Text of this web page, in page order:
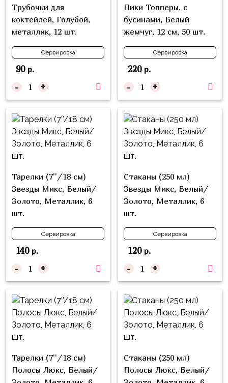
Трубочки для
коктейлей, Голубой,
металлик, 12 шт.
Сервировка
90р.
- +
Пики Топперы, с
бусинами, Белый
жемчуг, 12 см, 50 шт.
Сервировка
220р.
- +
Тарелки (7''/18 см)
Звезды Микс, Белый/
Золото, Металлик, 6
шт.
Сервировка
140р.
- +
Стаканы (250 мл)
Звезды Микс, Белый/
Золото, Металлик, 6
шт.
Сервировка
120р.
- +
Тарелки (7''/18 см)
Полосы Люкс, Белый/
Стаканы (250 мл)
Полосы Люкс, Белый/
для
праздника
Сервировка
Бумажный
декор
Колпачки,
ободки
Гудки
Бабушки
Для
Дедушки
Тропики
Гарри
Поттер
Космос
Единороги
Куклы
ЛОЛ
Для
Него
Неё
Мишка
Тедди
Транспорт
/
Техника
Животные
Тема
Звёздные